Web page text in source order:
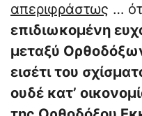
απεριφράστως …
επιδιωκομένη
μεταξύ
εισέτι του
ουδέ κατ’